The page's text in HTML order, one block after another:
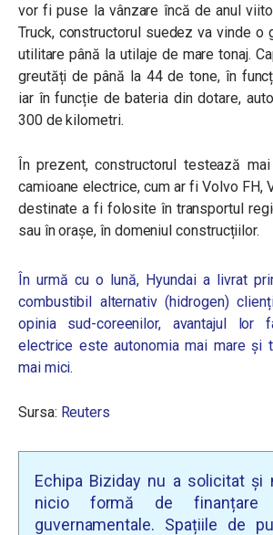
vor fi puse la vânzare încă de anul
Truck, constructorul suedez va vinde o
utilitare până la utilaje de mare tonaj.
greutăți de până la 44 de tone, în
iar în funcție de bateria din dotare,
300 de kilometri.
În prezent, constructorul testează
camioane electrice, cum ar fi Volvo FH,
destinate a fi folosite în transportul
sau în orașe, în domeniul construcțiilor.
În urmă cu o lună, Hyundai a livrat
combustibil alternativ (hidrogen)
opinia sud-coreenilor, avantajul lor
electrice este autonomia mai mare și
mai mici.
Sursa: Reuters
Echipa Biziday nu a solicitat și
nicio formă de finanțare
guvernamentale. Spațiile de